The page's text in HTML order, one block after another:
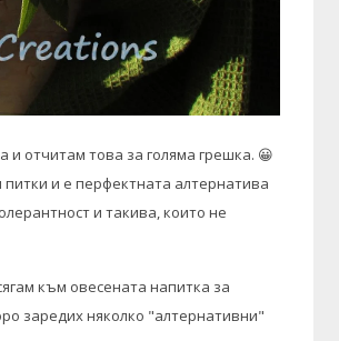
и отчитам това за голяма грешка. 😀
питки и е перфектната алтернатива
и такива, които не
към овесената напитка за
заредих няколко "алтернативни"